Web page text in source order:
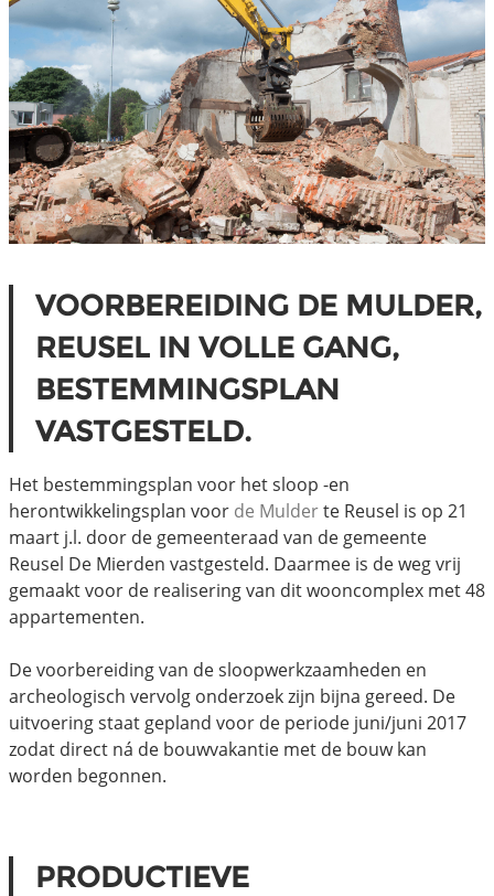
VOORBEREIDING DE MULDER,
REUSEL IN VOLLE GANG,
BESTEMMINGSPLAN
VASTGESTELD.
Het bestemmingsplan voor het sloop -en
herontwikkelingsplan voor de Mulderte Reusel is op 21
maart j.l. door de gemeenteraad van de gemeente
Reusel De Mierden vastgesteld. Daarmee is de weg vrij
gemaakt voor de realisering van dit wooncomplex met 48
appartementen.
De voorbereiding van de sloopwerkzaamheden en
archeologisch vervolg onderzoek zijn bijna gereed. De
uitvoering staat gepland voor de periode juni/juni 2017
zodat direct ná de bouwvakantie met de bouw kan
worden begonnen.
PRODUCTIEVE